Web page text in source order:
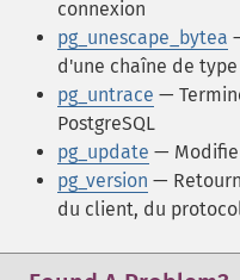
connexion
pg_unescape_bytea
d'une chaîne de
pg_untrace —
PostgreSQL
pg_update — Modifie
pg_version —
du client, du